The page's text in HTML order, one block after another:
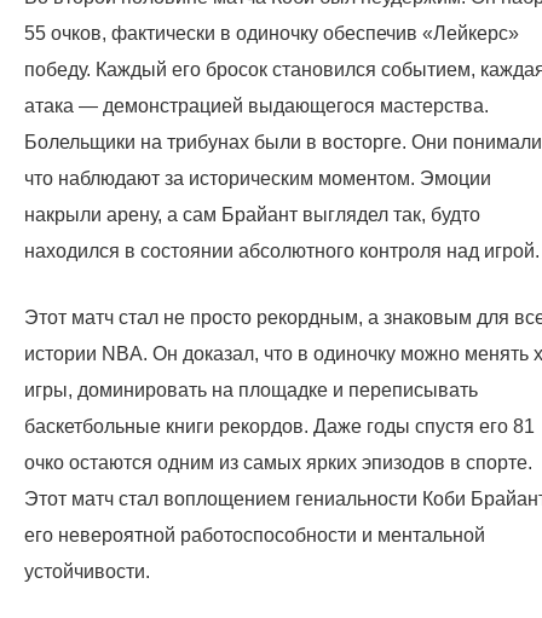
55 очков, фактически в одиночку обеспечив «Лейкерс»
победу. Каждый его бросок становился событием,
атака — демонстрацией выдающегося мастерства.
Болельщики на трибунах были в восторге. Они
что наблюдают за историческим моментом. Эмоции
накрыли арену, а сам Брайант выглядел так, будто
находился в состоянии абсолютного контроля над игрой.
Этот матч стал не просто рекордным, а знаковым для
истории NBA. Он доказал, что в одиночку можно менять
игры, доминировать на площадке и переписывать
баскетбольные книги рекордов. Даже годы спустя его 81
очко остаются одним из самых ярких эпизодов в спорте.
Этот матч стал воплощением гениальности Коби
его невероятной работоспособности и ментальной
устойчивости.